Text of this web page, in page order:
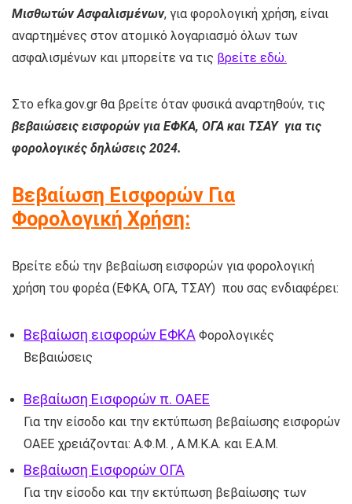
Μισθωτών Ασφαλισμένων, για φορολογική χρήση, είναι
αναρτημένες στον ατομικό λογαριασμό όλων των
ασφαλισμένων και μπορείτε να τις βρείτε εδώ.
Στο efka.gov.gr θα βρείτε όταν φυσικά αναρτηθούν, τις
βεβαιώσεις εισφορών για ΕΦΚΑ, ΟΓΑ και ΤΣΑΥ για τις
φορολογικές δηλώσεις 2024.
Βεβαίωση Εισφορών Για
Φορολογική Χρήση:
Βρείτε εδώ την βεβαίωση εισφορών για φορολογική
χρήση του φορέα (ΕΦΚΑ, ΟΓΑ, ΤΣΑΥ) που σας ενδιαφέρει:
Βεβαίωση εισφορών ΕΦΚΑ Φορολογικές
Βεβαιώσεις
Βεβαίωση Εισφορών π. ΟΑΕΕ
Για την είσοδο και την εκτύπωση βεβαίωσης εισφορών
ΟΑΕΕ χρειάζονται: Α.Φ.Μ. , Α.Μ.Κ.Α. και E.A.Μ.
Βεβαίωση Εισφορών ΟΓΑ
Για την είσοδο και την εκτύπωση βεβαίωσης των